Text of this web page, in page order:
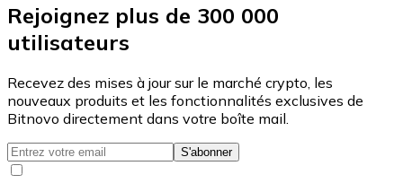
Rejoignez plus de 300 000
utilisateurs
Recevez des mises à jour sur le marché crypto, les
nouveaux produits et les fonctionnalités exclusives de
Bitnovo directement dans votre boîte mail.
S'abonner